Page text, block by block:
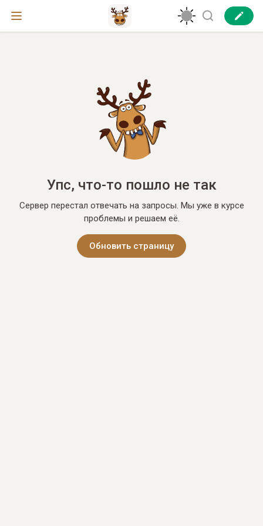
Упс, что-то пошло не так
Сервер перестал отвечать на запросы. Мы уже в курсе
проблемы и решаем её.
Обновить страницу